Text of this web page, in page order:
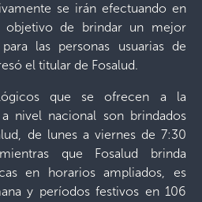
se irán efectuando en
objetivo de brindar un mejor
las personas usuarias de
el titular de Fosalud.
que se ofrecen a la
nivel nacional son brindados
de lunes a viernes de 7:30
que Fosalud brinda
en horarios ampliados, es
y períodos festivos en 106